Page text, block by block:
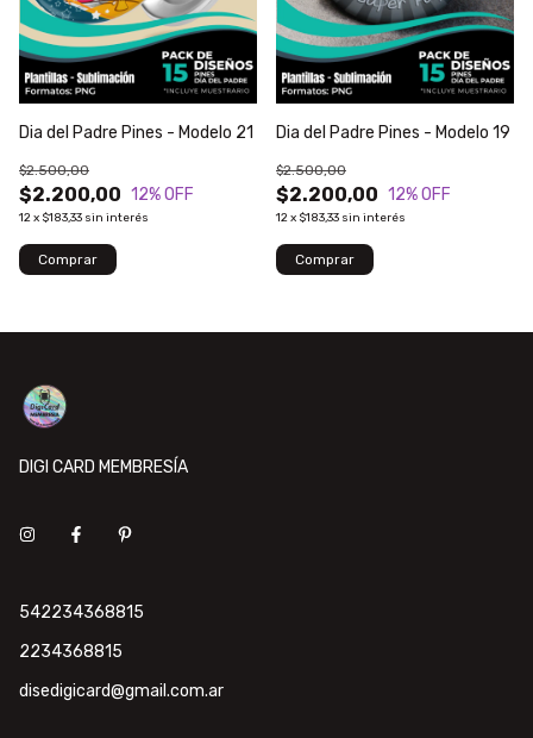
Dia del Padre Pines - Modelo 21
$2.200,00
$2.500,00
12% OFF
12x $183,33 sin interés
Dia del Padre Pines - Modelo 19
$2.200,00
$2.500,00
12% OFF
12x $183,33 sin interés
DIGI CARD MEMBRESÍA
542234368815
2234368815
disedigicard@gmail.com.ar